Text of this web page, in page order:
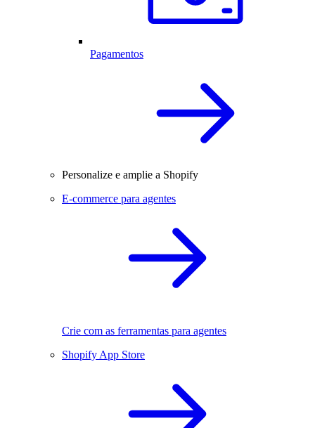
Pagamentos
Personalize e amplie a Shopify
E-commerce para agentes
Crie com as ferramentas para agentes
Shopify App Store